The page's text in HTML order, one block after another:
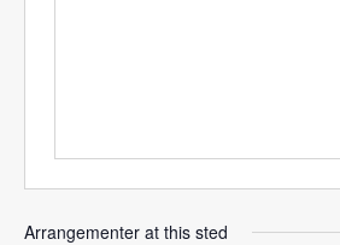
Arrangementer at this sted